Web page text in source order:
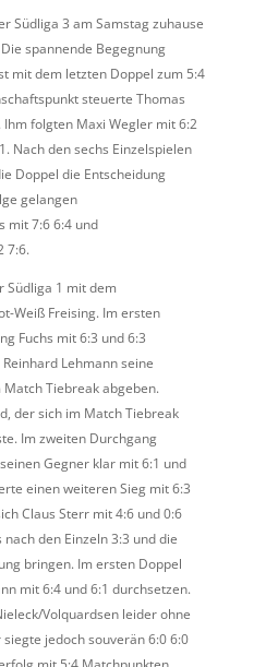
Südliga 3 am Samstag zuhause
spannende Begegnung
mit dem letzten Doppel zum 5:4
steuerte Thomas
folgten Maxi Wegler mit 6:2
Nach den sechs Einzelspielen
Doppel die Entscheidung
gelangen
mit 7:6 6:4 und
7:6.
1 mit dem
Weiß Freising. Im ersten
Fuchs mit 6:3 und 6:3
Lehmann seine
Tiebreak abgeben.
der sich im Match Tiebreak
Im zweiten Durchgang
Gegner klar mit 6:1 und
einen weiteren Sieg mit 6:3
Claus Sterr mit 4:6 und 0:6
den Einzeln 3:3 und die
bringen. Im ersten Doppel
mit 6:4 und 6:1 durchsetzen.
Volquardsen leider ohne
jedoch souverän 6:0 6:0